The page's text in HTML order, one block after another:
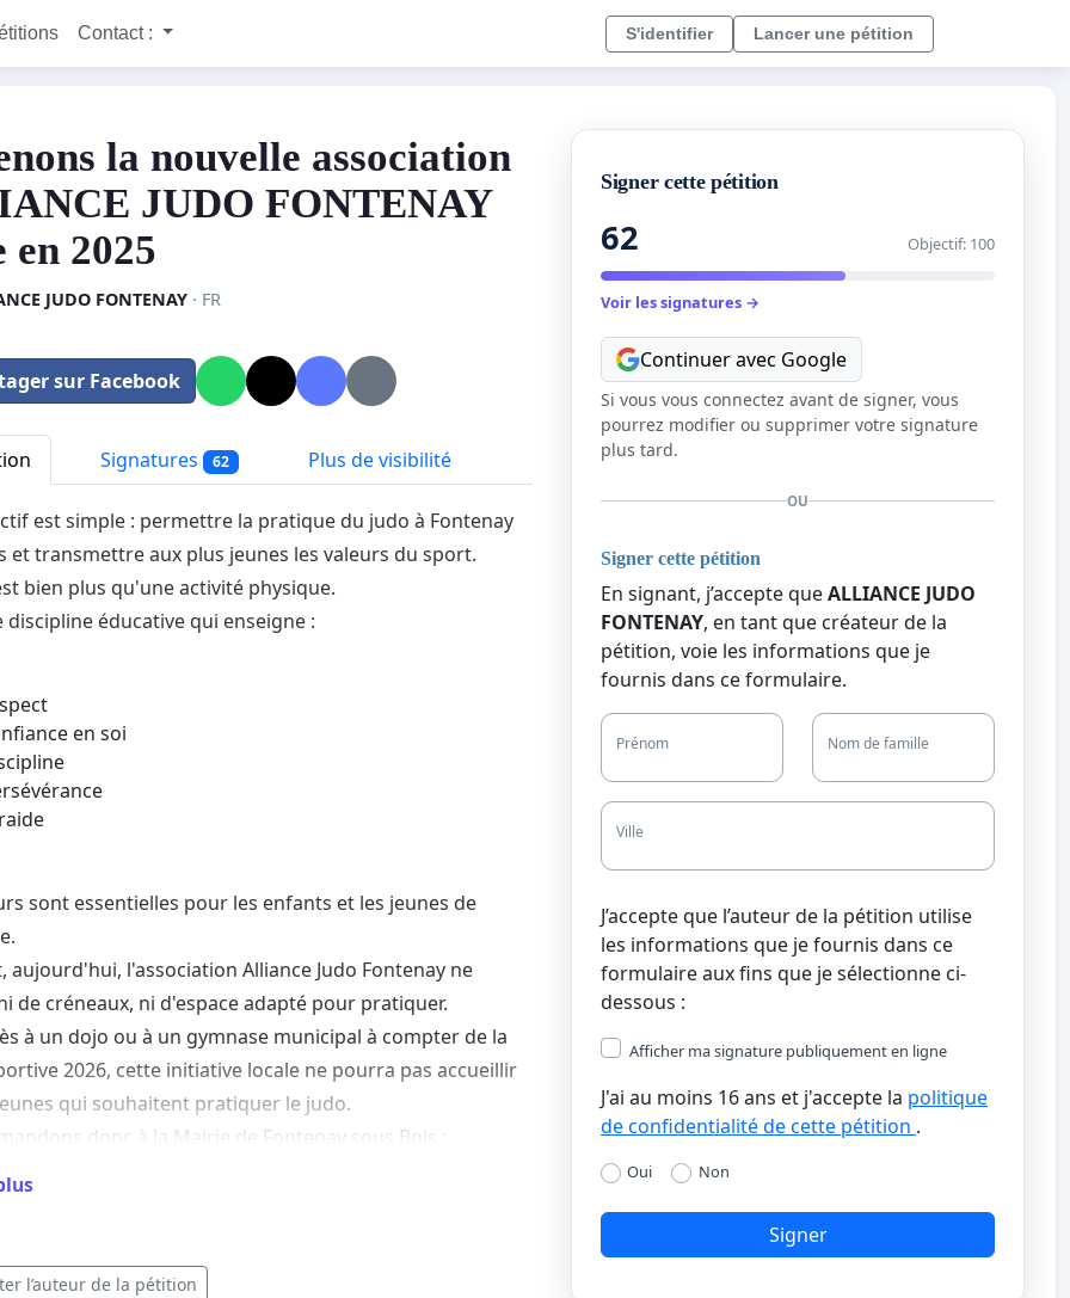
Contact : S'identifier Lancer une pétition
la nouvelle association
JUDO FONTENAY
en 2025
JUDO FONTENAY· FR
sur Facebook
Signatures 62 Plus de visibilité
est simple : permettre la pratique du judo à Fontenay
et transmettre aux plus jeunes les valeurs du sport.
bien plus qu'une activité physique.
discipline éducative qui enseigne :
en soi
sont essentielles pour les enfants et les jeunes de
aujourd'hui, l'association Alliance Judo Fontenay ne
de créneaux, ni d'espace adapté pour pratiquer.
à un dojo ou à un gymnase municipal à compter de la
2026, cette initiative locale ne pourra pas accueillir
qui souhaitent pratiquer le judo.
donc à la Mairie de Fontenay sous Bois :
l’auteur de la pétition
Signer cette pétition
62 Objectif: 100
Voir les signatures →
Continuer avec Google
Si vous vous connectez avant de signer, vous
pourrez modifier ou supprimer votre signature
plus tard.
OU
Signer cette pétition
En signant, j’accepte queALLIANCE JUDO
FONTENAY, en tant que créateur de la
pétition, voie les informations que je
fournis dans ce formulaire.
Prénom Nom de famille
Ville
J’accepte que l’auteur de la pétition utilise
les informations que je fournis dans ce
formulaire aux fins que je sélectionne ci-
dessous :
Afficher ma signature publiquement en ligne
J'ai au moins 16 ans et j'accepte la politique
de confidentialité de cette pétition .
Oui Non
Signer